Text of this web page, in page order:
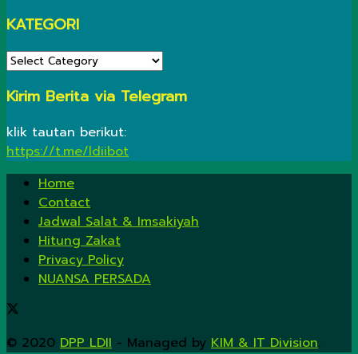
KATEGORI
KATEGORI
Kirim Berita via Telegram
klik tautan berikut:
https://t.me/ldiibot
Home
Contact
Jadwal Salat & Imsakiyah
Hitung Zakat
Privacy Policy
NUANSA PERSADA
© 2020 DPP LDII - Managed by KIM & IT Division.